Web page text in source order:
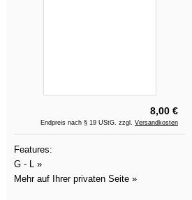
8,00 €
Endpreis nach § 19 UStG. zzgl. Versandkosten
Features:
G - L »
Mehr auf Ihrer privaten Seite »